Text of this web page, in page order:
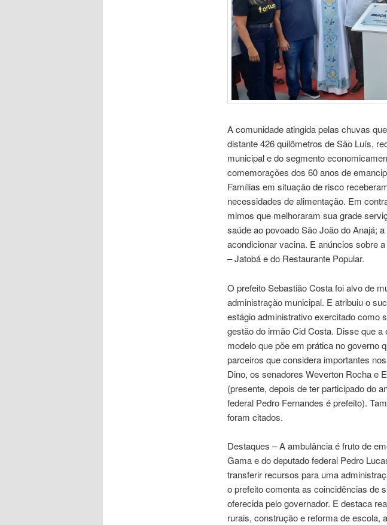
A comunidade atingida pelas chuvas
distante 426 quilômetros de São Luís,
municipal e do segmento
comemorações dos 60 anos de
Famílias em situação de risco
necessidades de alimentação. Em
mimos que melhoraram sua grade
saúde ao povoado São João do Anajá;
acondicionar vacina. E anúncios sobre
– Jatobá e do Restaurante Popular.
O prefeito Sebastião Costa foi alvo de
administração municipal. E atribuiu o
estágio administrativo exercitado como
gestão do irmão Cid Costa. Disse que
modelo que põe em prática no governo
parceiros que considera importantes
Dino, os senadores Weverton Rocha e
(presente, depois de ter participado do
federal Pedro Fernandes é prefeito).
foram citados.
Destaques – A ambulância é fruto de
Gama e do deputado federal Pedro
transferir recursos para uma
o prefeito comenta as coincidências de
oferecida pelo governador. E destaca
rurais, construção e reforma de escola,